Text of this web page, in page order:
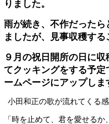
りました。
雨が続き、不作だった
ましたが、見事収穫する
９月の祝日開所の日に
てクッキングをする予
ームページにアップしま
小田和正の歌が流れてくる感
「時を止めて、君を愛せる